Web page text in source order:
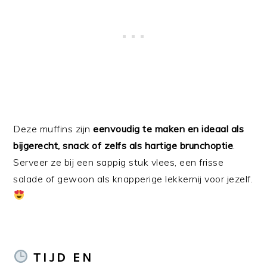
Deze muffins zijneenvoudig te maken en ideaal als
bijgerecht, snack of zelfs als hartige brunchoptie
Serveer ze bij een sappig stuk vlees, een frisse
salade of gewoon als knapperige lekkernij voor jezelf.
TIJD EN